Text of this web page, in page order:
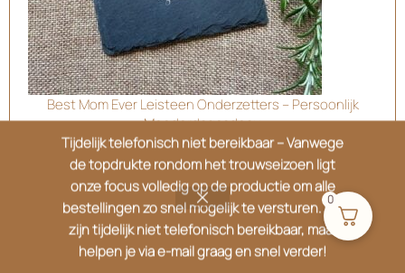
Tijdelijk telefonisch niet bereikbaar – Vanwege
de topdrukte rondom het trouwseizoen ligt
onze focus volledig op de productie om alle
bestellingen zo snel mogelijk te versturen. We
zijn tijdelijk niet telefonisch bereikbaar, maar
helpen je via e-mail graag en snel verder!
Best Mom Ever Leisteen Onderzetters – Persoonlijk
Moederdagcadeau
€38.99
0